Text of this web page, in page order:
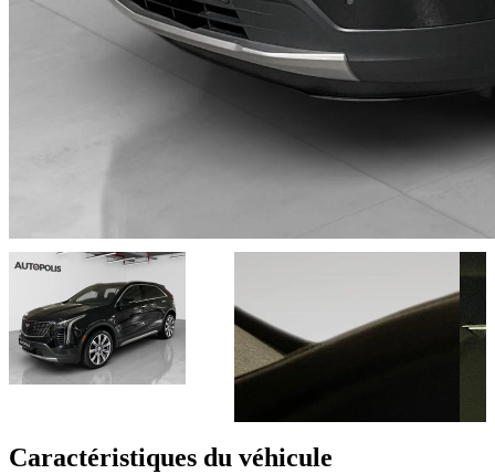
Caractéristiques du véhicule